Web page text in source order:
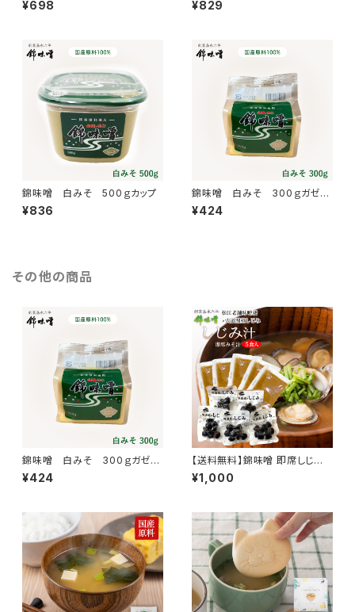
¥698 ¥829
錦味噌 白みそ 500ｇカップ
¥836
錦味噌 白みそ 300ｇガゼッ
ト
¥424
その他の商品
錦味噌 白みそ 300ｇガゼッ
ト
¥424
【送料無料】錦味噌 即席しじみ
汁 5食入
¥1,000